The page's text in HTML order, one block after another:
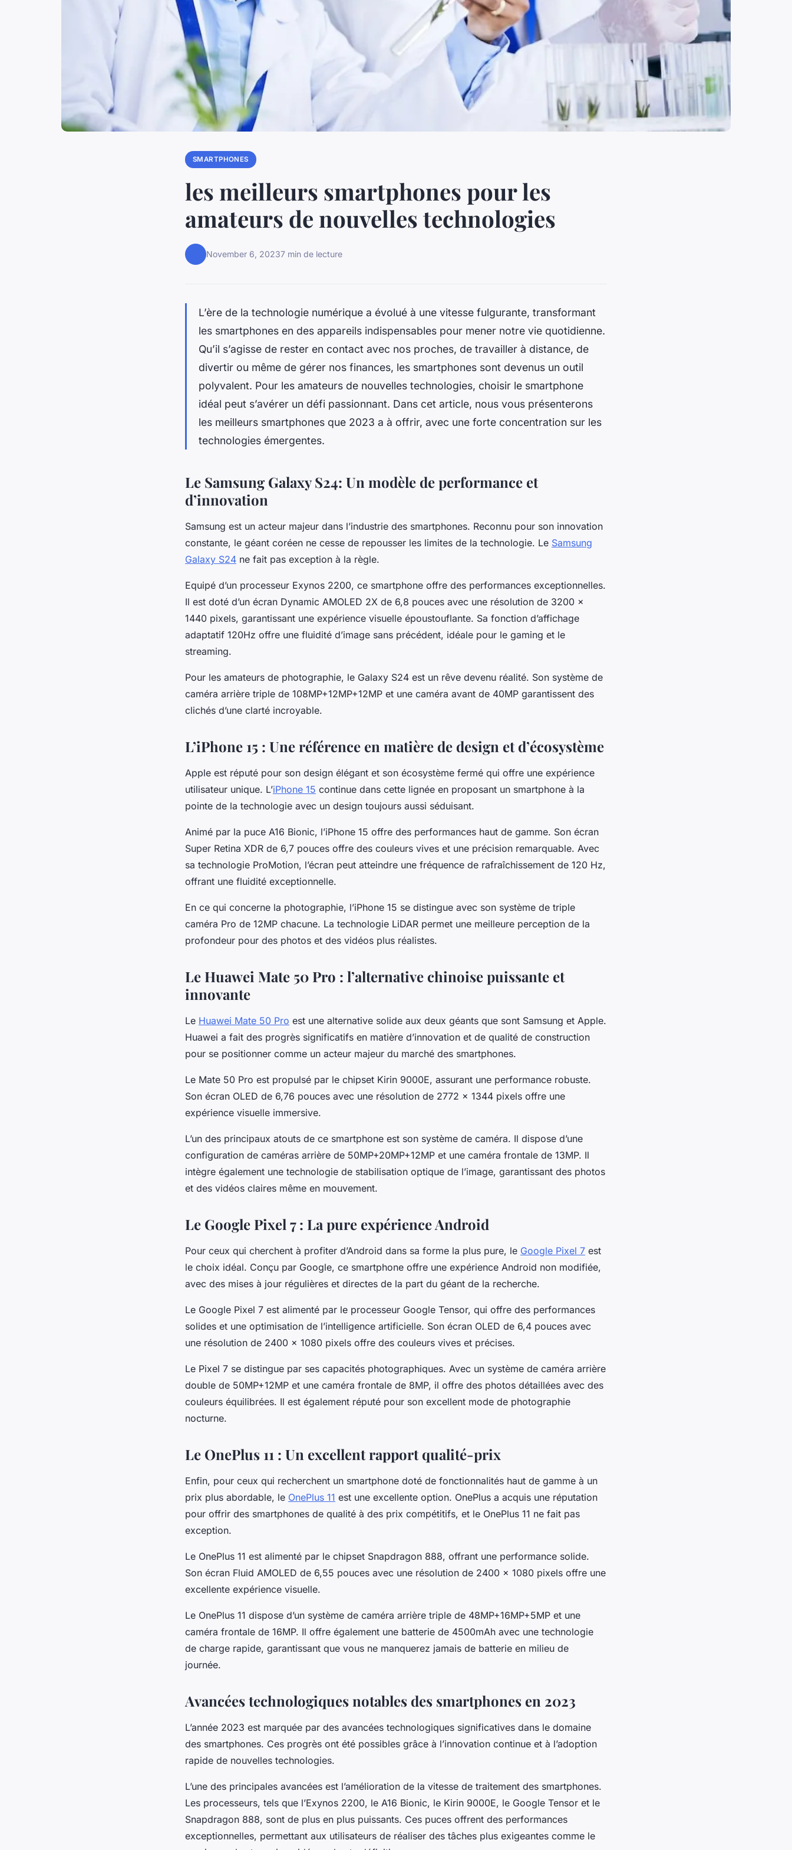
SMARTPHONES
les meilleurs smartphones pour les
amateurs de nouvelles technologies
November 6, 20237 min de lecture
L’ère de la technologie numérique a évolué à une vitesse fulgurante, transformant
les smartphones en des appareils indispensables pour mener notre vie quotidienne.
Qu’il s’agisse de rester en contact avec nos proches, de travailler à distance, de
divertir ou même de gérer nos finances, les smartphones sont devenus un outil
polyvalent. Pour les amateurs de nouvelles technologies, choisir le smartphone
idéal peut s’avérer un défi passionnant. Dans cet article, nous vous présenterons
les meilleurs smartphones que 2023 a à offrir, avec une forte concentration sur les
technologies émergentes.
Le Samsung Galaxy S24: Un modèle de performance et
d’innovation
Samsung est un acteur majeur dans l’industrie des smartphones. Reconnu pour son innovation
constante, le géant coréen ne cesse de repousser les limites de la technologie. Le Samsung
Galaxy S24 ne fait pas exception à la règle.
Equipé d’un processeur Exynos 2200, ce smartphone offre des performances exceptionnelles.
Il est doté d’un écran Dynamic AMOLED 2X de 6,8 pouces avec une résolution de 3200 x
1440 pixels, garantissant une expérience visuelle époustouflante. Sa fonction d’affichage
adaptatif 120Hz offre une fluidité d’image sans précédent, idéale pour le gaming et le
streaming.
Pour les amateurs de photographie, le Galaxy S24 est un rêve devenu réalité. Son système de
caméra arrière triple de 108MP+12MP+12MP et une caméra avant de 40MP garantissent des
clichés d’une clarté incroyable.
L’iPhone 15 : Une référence en matière de design et d’écosystème
Apple est réputé pour son design élégant et son écosystème fermé qui offre une expérience
utilisateur unique. L’iPhone 15 continue dans cette lignée en proposant un smartphone à la
pointe de la technologie avec un design toujours aussi séduisant.
Animé par la puce A16 Bionic, l’iPhone 15 offre des performances haut de gamme. Son écran
Super Retina XDR de 6,7 pouces offre des couleurs vives et une précision remarquable. Avec
sa technologie ProMotion, l’écran peut atteindre une fréquence de rafraîchissement de 120 Hz,
offrant une fluidité exceptionnelle.
En ce qui concerne la photographie, l’iPhone 15 se distingue avec son système de triple
caméra Pro de 12MP chacune. La technologie LiDAR permet une meilleure perception de la
profondeur pour des photos et des vidéos plus réalistes.
Le Huawei Mate 50 Pro : l’alternative chinoise puissante et
innovante
Le Huawei Mate 50 Pro est une alternative solide aux deux géants que sont Samsung et Apple.
Huawei a fait des progrès significatifs en matière d’innovation et de qualité de construction
pour se positionner comme un acteur majeur du marché des smartphones.
Le Mate 50 Pro est propulsé par le chipset Kirin 9000E, assurant une performance robuste.
Son écran OLED de 6,76 pouces avec une résolution de 2772 x 1344 pixels offre une
expérience visuelle immersive.
L’un des principaux atouts de ce smartphone est son système de caméra. Il dispose d’une
configuration de caméras arrière de 50MP+20MP+12MP et une caméra frontale de 13MP. Il
intègre également une technologie de stabilisation optique de l’image, garantissant des photos
et des vidéos claires même en mouvement.
Le Google Pixel 7 : La pure expérience Android
Pour ceux qui cherchent à profiter d’Android dans sa forme la plus pure, le Google Pixel 7 est
le choix idéal. Conçu par Google, ce smartphone offre une expérience Android non modifiée,
avec des mises à jour régulières et directes de la part du géant de la recherche.
Le Google Pixel 7 est alimenté par le processeur Google Tensor, qui offre des performances
solides et une optimisation de l’intelligence artificielle. Son écran OLED de 6,4 pouces avec
une résolution de 2400 x 1080 pixels offre des couleurs vives et précises.
Le Pixel 7 se distingue par ses capacités photographiques. Avec un système de caméra arrière
double de 50MP+12MP et une caméra frontale de 8MP, il offre des photos détaillées avec des
couleurs équilibrées. Il est également réputé pour son excellent mode de photographie
nocturne.
Le OnePlus 11 : Un excellent rapport qualité-prix
Enfin, pour ceux qui recherchent un smartphone doté de fonctionnalités haut de gamme à un
prix plus abordable, le OnePlus 11 est une excellente option. OnePlus a acquis une réputation
pour offrir des smartphones de qualité à des prix compétitifs, et le OnePlus 11 ne fait pas
exception.
Le OnePlus 11 est alimenté par le chipset Snapdragon 888, offrant une performance solide.
Son écran Fluid AMOLED de 6,55 pouces avec une résolution de 2400 x 1080 pixels offre une
excellente expérience visuelle.
Le OnePlus 11 dispose d’un système de caméra arrière triple de 48MP+16MP+5MP et une
caméra frontale de 16MP. Il offre également une batterie de 4500mAh avec une technologie
de charge rapide, garantissant que vous ne manquerez jamais de batterie en milieu de
journée.
Avancées technologiques notables des smartphones en 2023
L’année 2023 est marquée par des avancées technologiques significatives dans le domaine
des smartphones. Ces progrès ont été possibles grâce à l’innovation continue et à l’adoption
rapide de nouvelles technologies.
L’une des principales avancées est l’amélioration de la vitesse de traitement des smartphones.
Les processeurs, tels que l’Exynos 2200, le A16 Bionic, le Kirin 9000E, le Google Tensor et le
Snapdragon 888, sont de plus en plus puissants. Ces puces offrent des performances
exceptionnelles, permettant aux utilisateurs de réaliser des tâches plus exigeantes comme le